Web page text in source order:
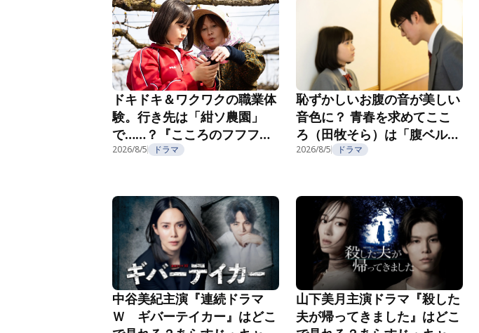
ドキドキ＆ワクワクの職業体
験。行き先は「紺ソ農園」
で……？『こころのフフフ』
第4話
2026/8/5 ドラマ
恥ずかしいお腹の音が美しい
音色に？ 青春を求めてここ
ろ（田牧そら）は「腹ベル
部」へ！『こころのフフフ』
2026/8/5 ドラマ
中谷美紀主演『連続ドラマ
Ｗ ギバーテイカー』はどこ
山下美月主演ドラマ『殺した
夫が帰ってきました』はどこ